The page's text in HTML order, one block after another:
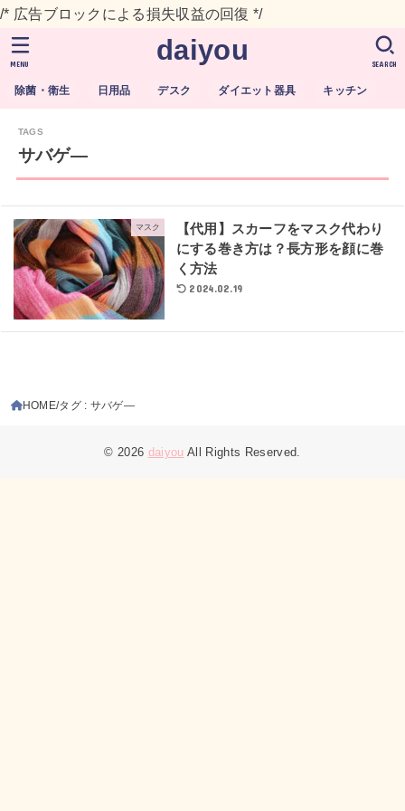
/* 広告ブロックによる損失収益の回復 */
daiyou
除菌・衛生 日用品 デスク ダイエット器具 キッチン
SEARCH
MENU
サバゲ―
マスク
【代用】スカーフをマスク代わり
にする巻き方は？長方形を顔に巻
く方法
2024.02.19
HOME タグ : サバゲ―
© 2026 daiyou All Rights Reserved.